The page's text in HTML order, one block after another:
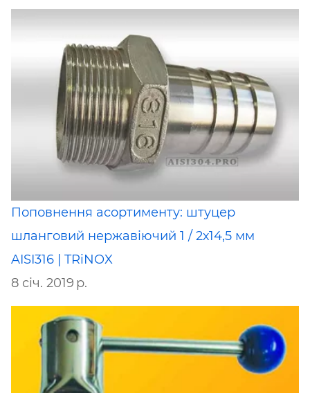
Поповнення асортименту: штуцер
шланговий нержавіючий 1 / 2х14,5 мм
AISI316 | TRiNOX
8 січ. 2019 р.